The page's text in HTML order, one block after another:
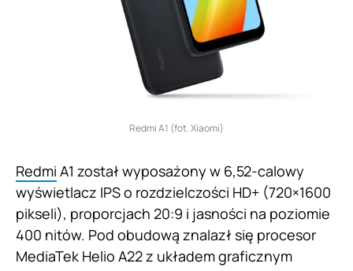
Redmi A1 (fot. Xiaomi)
Redmi A1 został wyposażony w 6,52-calowy
wyświetlacz IPS o rozdzielczości HD+ (720×1600
pikseli), proporcjach 20:9 i jasności na poziomie
400 nitów. Pod obudową znalazł się procesor
MediaTek Helio A22 z układem graficznym